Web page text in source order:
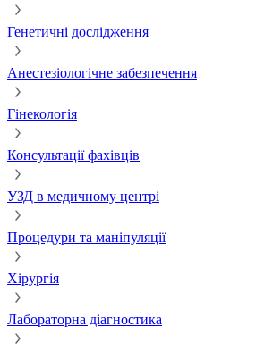
Генетичні дослідження
Анестезіологічне забезпечення
Гінекологія
Консультації фахівців
УЗД в медичному центрі
Процедури та маніпуляції
Хірургія
Лабораторна діагностика